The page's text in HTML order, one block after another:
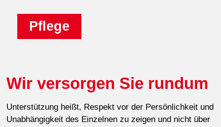
Pflege
Wir versorgen Sie rundum
Unterstützung heißt, Respekt vor der Persönlichkeit und
Unabhängigkeit des Einzelnen zu zeigen und nicht über